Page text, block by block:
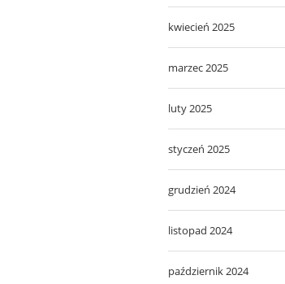
kwiecień 2025
marzec 2025
luty 2025
styczeń 2025
grudzień 2024
listopad 2024
październik 2024